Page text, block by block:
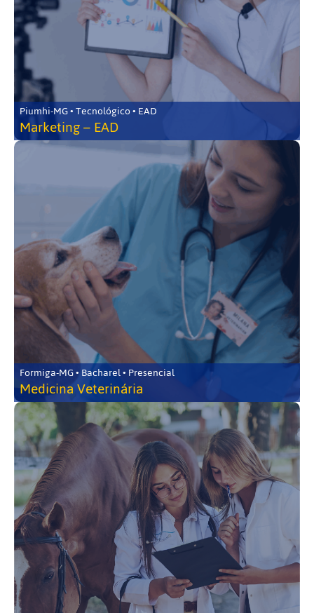
Piumhi-MG • Tecnológico • EAD
Marketing – EAD
Formiga-MG • Bacharel • Presencial
Medicina Veterinária